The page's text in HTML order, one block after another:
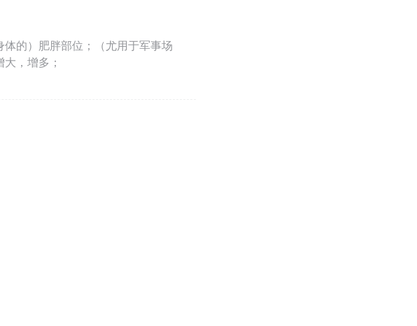
的）肥胖部位；（尤用于军事场
，增多；